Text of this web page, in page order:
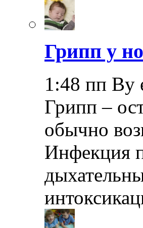
Грипп у
1:48 пп By
Грипп –
обычно
Инфекция